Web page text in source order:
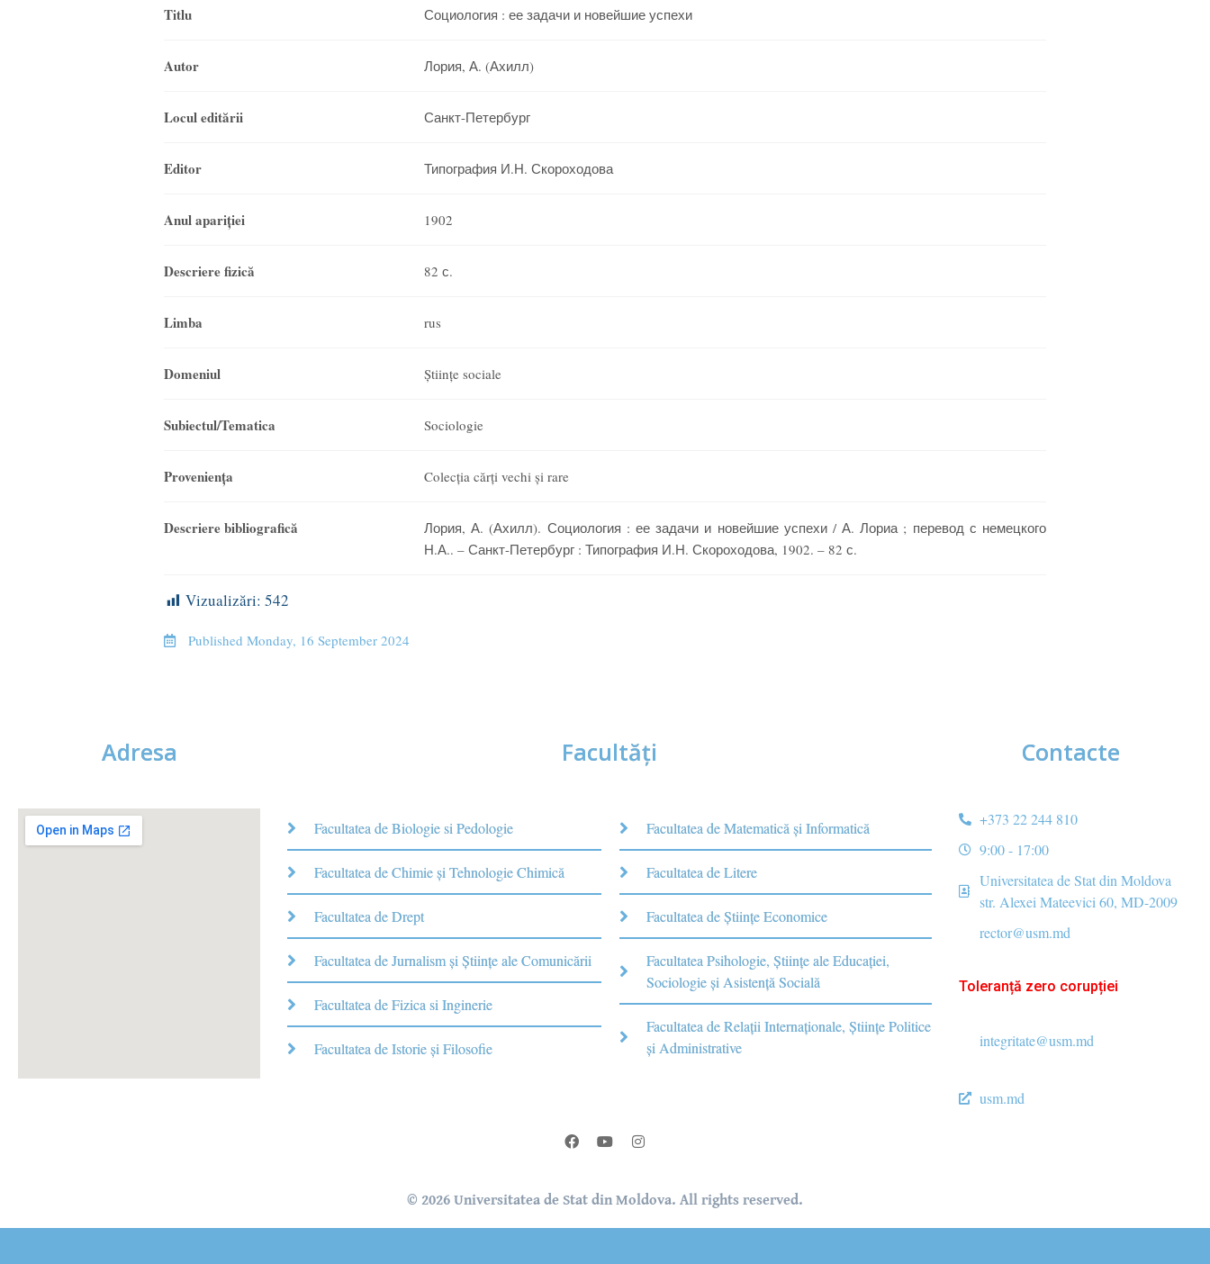
Titlu Социология : ее задачи и новейшие успехи
Autor Лория, А. (Ахилл)
Locul editării Санкт-Петербург
Editor Типография И.Н. Скороходова
Anul apariţiei 1902
Descriere fizică 82 с.
Limba rus
Domeniul Științe sociale
Subiectul/Tematica Sociologie
Provenienţa Colecția cărți vechi și rare
Descriere bibliografică
Лория, А. (Ахилл). Социология : ее задачи и новейшие успехи / А. Лориа ; перевод с немецкого
Н.А.. – Санкт-Петербург : Типография И.Н. Скороходова, 1902. – 82 с.
Vizualizări: 542
Published Monday, 16 September 2024
Adresa Facultăţi
Facultatea de Biologie si Pedologie
Facultatea de Chimie şi Tehnologie Chimică
Facultatea de Drept
Facultatea de Jurnalism şi Ştiinţe ale Comunicării
Facultatea de Fizica si Inginerie
Facultatea de Istorie şi Filosofie
Facultatea de Matematică şi Informatică
Facultatea de Litere
Facultatea de Științe Economice
Facultatea Psihologie, Ştiinţe ale Educaţiei,
Sociologie și Asistență Socială
Facultatea de Relaţii Internaţionale, Ştiinţe Politice
şi Administrative
Contacte
+373 22 244 810
9:00 - 17:00
Universitatea de Stat din Moldova
str. Alexei Mateevici 60, MD-2009
rector@usm.md
Toleranță zero corupției
integritate@usm.md
usm.md
© 2026 Universitatea de Stat din Moldova. All rights reserved.